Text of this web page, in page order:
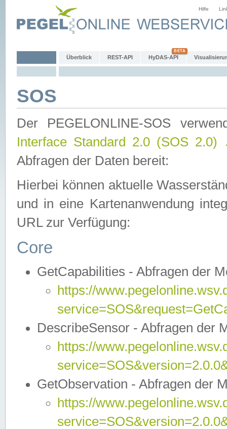
Hilfe
Überblick REST-API HyDAS-API
SOS
Der PEGELONLINE-SOS
Interface Standard 2.0 (SOS 2.0)
Abfragen der Daten bereit:
Hierbei können aktuelle
und in eine Kartenanwendung
URL zur Verfügung:
Core
GetCapabilities - Abfragen der
https://
DescribeSensor - Abfragen der
https://
GetObservation - Abfragen der
https://